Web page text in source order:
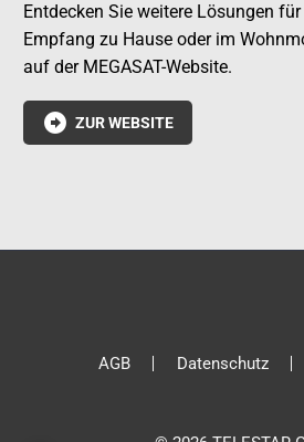
Entdecken Sie weitere Lösungen
Empfang zu Hause oder im
auf der MEGASAT-Website.
 ZUR WEBSITE
AGB Datenschutz